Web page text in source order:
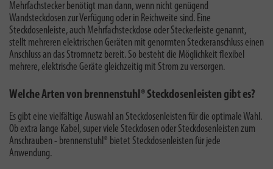
Mehrfachstecker benötigt man dann, wenn nicht genügend
Wandsteckdosen zur Verfügung oder in Reichweite sind. Eine
Steckdosenleiste, auch Mehrfachsteckdose oder Steckerleiste genannt,
stellt mehreren elektrischen Geräten mit genormten Steckeranschluss einen
Anschluss an das Stromnetz bereit. So besteht die Möglichkeit flexibel
mehrere, elektrische Geräte gleichzeitig mit Strom zu versorgen.
Welche Arten von brennenstuhl® Steckdosenleisten gibt es?
Es gibt eine vielfältige Auswahl an Steckdosenleisten für die optimale Wahl.
Ob extra lange Kabel, super viele Steckdosen oder Steckdosenleisten zum
Anschrauben - brennenstuhl® bietet Steckdosenleisten für jede
Anwendung.